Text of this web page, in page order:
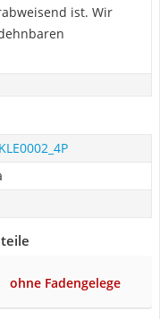
ist. Wir
ohne Fadengelege